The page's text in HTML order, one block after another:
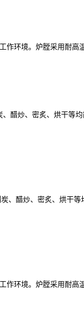
作环境。炉膛采用耐高
醋炒、密炙、烘干等均
、醋炒、密炙、烘干
作环境。炉膛采用耐高